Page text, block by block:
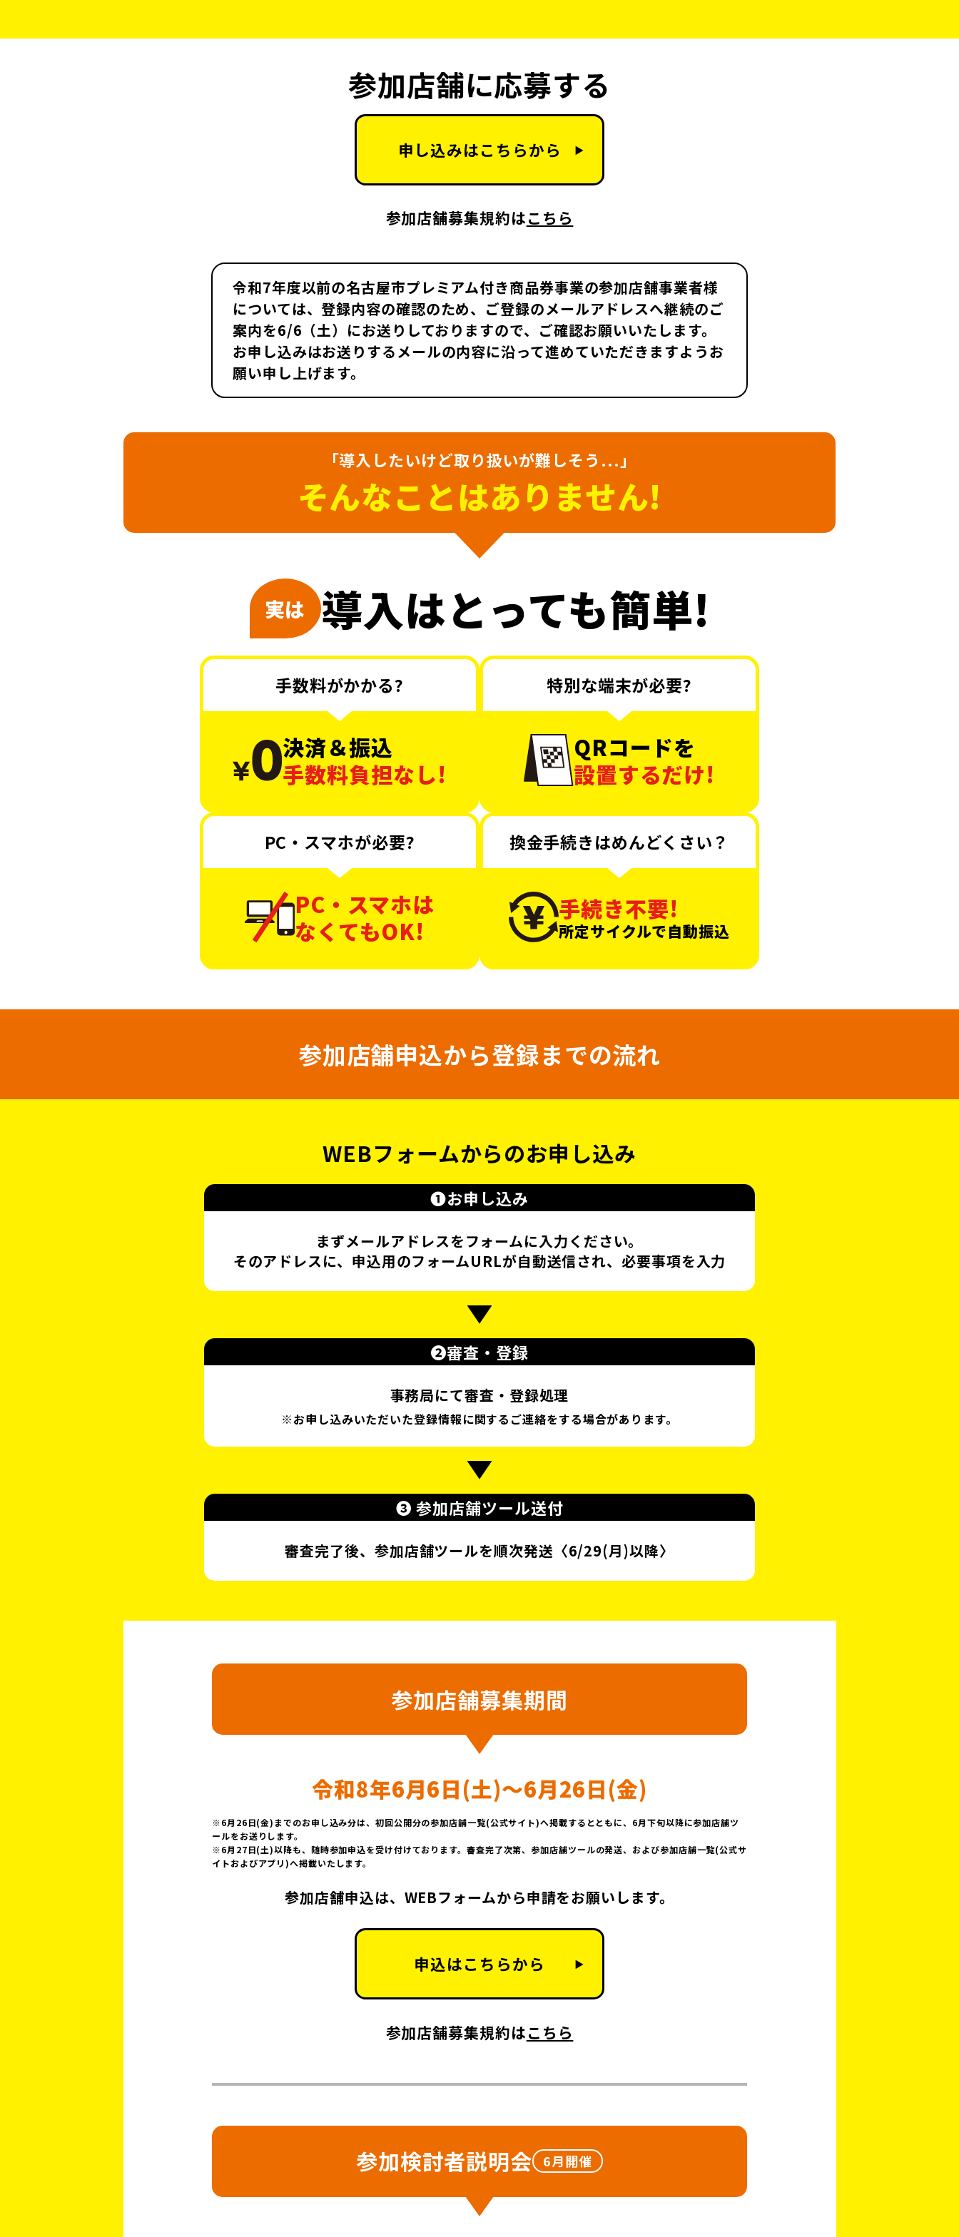
参加店舗に応募する
申し込みはこちらから ▶
参加店舗募集規約はこちら
令和7年度以前の名古屋市プレミアム付き商品券事業の参加店舗事業者様
については、登録内容の確認のため、ご登録のメールアドレスへ継続のご
案内を6/6（土）にお送りしておりますので、ご確認お願いいたします。
お申し込みはお送りするメールの内容に沿って進めていただきますようお
願い申し上げます。
「導入したいけど取り扱いが難しそう...」
そんなことはありません!
実は 導入はとっても簡単!
手数料がかかる?
決済＆振込
手数料負担なし!
特別な端末が必要?
QRコードを
設置するだけ!
PC・スマホが必要?
PC・スマホは
なくてもOK!
換金手続きはめんどくさい？
手続き不要!
所定サイクルで自動振込
参加店舗申込から登録までの流れ
WEBフォームからのお申し込み
❶お申し込み
まずメールアドレスをフォームに入力ください。
そのアドレスに、 申込用のフォームURLが自動送信され、必要事項を入力
❷審査・登録
事務局にて審査・登録処理
※お申し込みいただいた登録情報に関する ご連絡をする場合があります。
❸ 参加店舗ツール送付
審査完了後、参加店舗ツールを順次発送〈6/29(月)以降〉
参加店舗募集期間
令和8年6月6日(土)〜6月26日(金)
※6月26日(金)までのお申し込み分は、初回公開分の参加店舗一覧(公式サイト)へ掲載するとともに、6月下旬以降に参加店舗ツ
ールをお送りします。
※6月27日(土)以降も、随時参加申込を受け付けております。審査完了次第、参加店舗ツールの発送、および参加店舗一覧(公式サ
イトおよびアプリ)へ掲載いたします。
参加店舗申込は、 WEBフォームから申請をお願いします。
申込はこちらから ▶
参加店舗募集規約はこちら
参加検討者説明会 6月開催